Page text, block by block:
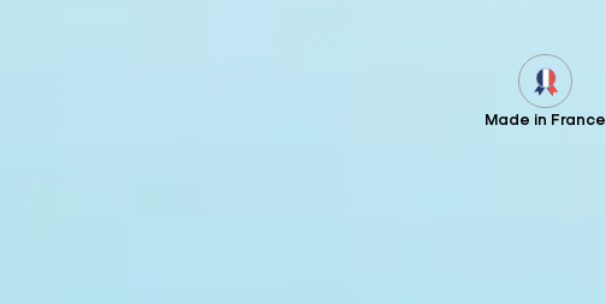
Made in France